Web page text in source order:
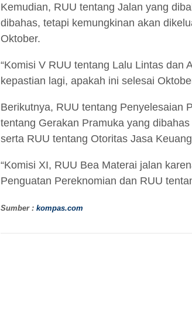
Kemudian, RUU tentang Jalan yang
dibahas, tetapi kemungkinan akan
Oktober.
“Komisi V RUU tentang Lalu Lintas dan
kepastian lagi, apakah ini selesai
Berikutnya, RUU tentang Penyelesaian
tentang Gerakan Pramuka yang
serta RUU tentang Otoritas Jasa
“Komisi XI, RUU Bea Materai jalan
Penguatan Pereknomian dan RUU
Sumber : kompas.com